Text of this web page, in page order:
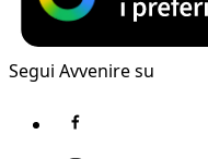
Segui Avvenire su